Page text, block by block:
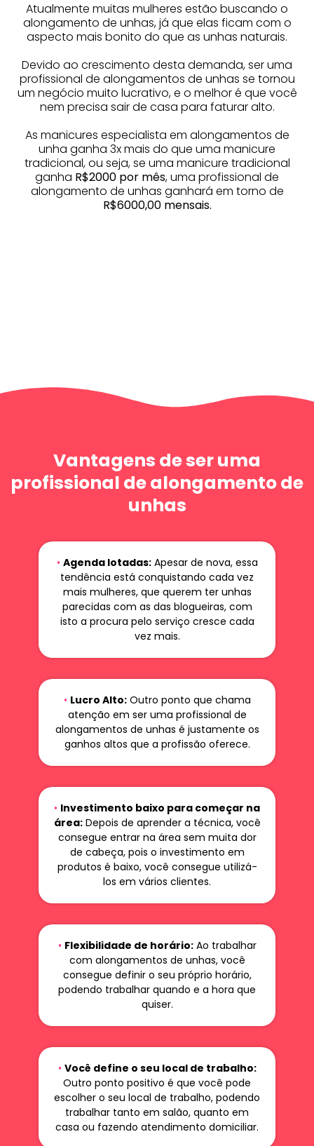
Atualmente muitas mulheres estão buscando o
alongamento de unhas, já que elas ficam com o
aspecto mais bonito do que as unhas naturais.
Devido ao crescimento desta demanda, ser uma
profissional de alongamentos de unhas se tornou
um negócio muito lucrativo, e o melhor é que você
nem precisa sair de casa para faturar alto.
As manicures especialista em alongamentos de
unha ganha 3x mais do que uma manicure
tradicional, ou seja, se uma manicure tradicional
ganha R$2000 por mês, uma profissional de
alongamento de unhas ganhará em torno de
R$6000,00 mensais.
Vantagens de ser uma
profissional de alongamento de
unhas
• Agenda lotadas:Apesar de nova, essa
tendência está conquistando cada vez
mais mulheres, que querem ter unhas
parecidas com as das blogueiras, com
isto a procura pelo serviço cresce cada
vez mais.
• Lucro Alto:Outro ponto que chama
atenção em ser uma profissional de
alongamentos de unhas é justamente os
ganhos altos que a profissão oferece.
• Investimento baixo para começar na
área:Depois de aprender a técnica, você
consegue entrar na área sem muita dor
de cabeça, pois o investimento em
produtos é baixo, você consegue utilizá-
los em vários clientes.
• Flexibilidade de horário:Ao trabalhar
com alongamentos de unhas, você
consegue definir o seu próprio horário,
podendo trabalhar quando e a hora que
quiser.
• Você define o seu local de trabalho:
Outro ponto positivo é que você pode
escolher o seu local de trabalho, podendo
trabalhar tanto em salão, quanto em
casa ou fazendo atendimento domiciliar.